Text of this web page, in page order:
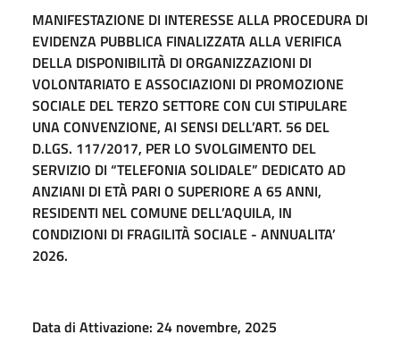
(ULTRA 65 ANNI) AFFETTI DA ALZHEIMER E DEMENZA,
RESIDENTI NEL COMUNE DELL’AQUILA (AQ) –
ANNUALITÀ 2026/2027
Cartellone natalizio del dell’Istituzione Centro Servizi per
Anziani del Comune dell’Aquila . Annualità 2025
AVVISO TELEFONIA SOLIDALE
AVVISO PUBBLICO PER LA PREDISPOSIZIONE DI UN
CALENDARIO DI EVENTI DA REALIZZARE ALL’INTERNO
MANIFESTAZIONE DI INTERESSE ALLA PROCEDURA DI
EVIDENZA PUBBLICA FINALIZZATA ALLA VERIFICA
DELLA DISPONIBILITÀ DI ORGANIZZAZIONI DI
VOLONTARIATO E ASSOCIAZIONI DI PROMOZIONE
SOCIALE DEL TERZO SETTORE CON CUI STIPULARE
UNA CONVENZIONE, AI SENSI DELL’ART. 56 DEL
D.LGS. 117/2017, PER LO SVOLGIMENTO DEL
SERVIZIO DI “TELEFONIA SOLIDALE” DEDICATO AD
ANZIANI DI ETÀ PARI O SUPERIORE A 65 ANNI,
RESIDENTI NEL COMUNE DELL’AQUILA, IN
CONDIZIONI DI FRAGILITÀ SOCIALE - ANNUALITA’
2026.
Data di Attivazione: 24 novembre, 2025